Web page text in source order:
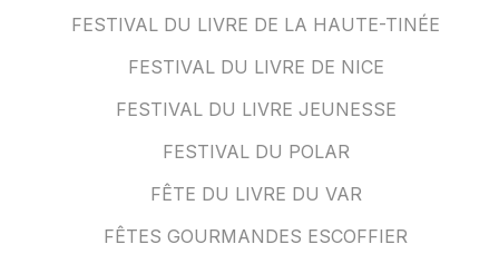
FESTIVAL DU LIVRE DE LA HAUTE-TINÉE
FESTIVAL DU LIVRE DE NICE
FESTIVAL DU LIVRE JEUNESSE
FESTIVAL DU POLAR
FÊTE DU LIVRE DU VAR
FÊTES GOURMANDES ESCOFFIER